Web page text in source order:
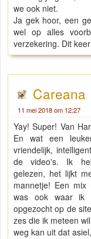
we ook niet.
Ja gek hoor, een
wel op alles
verzekering. Dit
Careana
11 mei 2018 om 12:27
Yay! Super! Van
En wat een
vriendelijk,
de video's. Ik
gelezen, het lijkt
mannetje! Een
was ook waar ik
opgezocht op de
zes die ik meteen
weg kan uit dat